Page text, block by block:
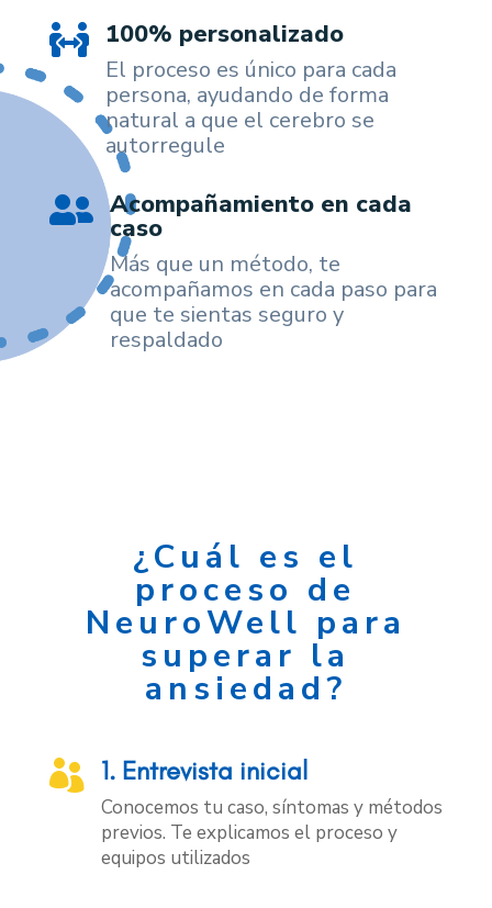
 100% personalizado
El proceso es único para cada
persona, ayudando de forma
natural a que el cerebro se
autorregule
 Acompañamiento en cada
caso
Más que un método, te
acompañamos en cada paso para
que te sientas seguro y
respaldado
¿Cuál es el
proceso de
NeuroWell para
superar la
ansiedad?
 1. Entrevista inicial
Conocemos tu caso, síntomas y métodos
previos. Te explicamos el proceso y
equipos utilizados